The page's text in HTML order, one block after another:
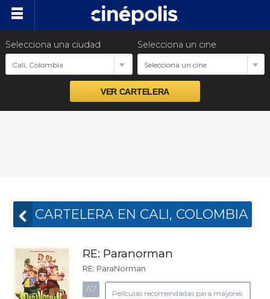
Selecciona una ciudad
Cali, Colombia
Selecciona un cine
Selecciona un cine
CARTELERA EN CALI, COLOMBIA
RE: Paranorman
RE: ParaNorman
A7
Películas recomendadas para mayores